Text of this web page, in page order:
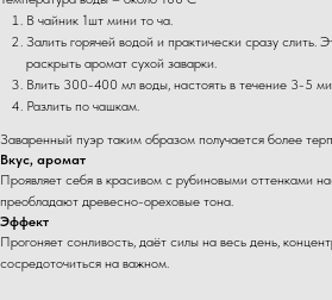
В чайник 1шт мини то ча.
Залить горячей водой и практически сразу слить.
раскрыть аромат сухой заварки.
Влить 300-400 мл воды, настоять в течение 3-5
Разлить по чашкам.
Заваренный пуэр таким образом получается более
Вкус, аромат
Проявляет себя в красивом с рубиновыми оттенками
преобладают древесно-ореховые тона.
Эффект
Прогоняет сонливость, даёт силы на весь день,
сосредоточиться на важном.